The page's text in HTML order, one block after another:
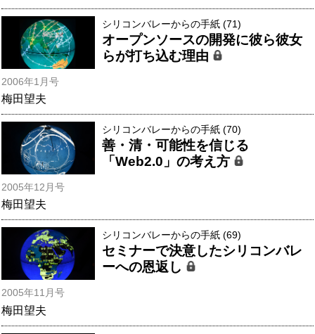
シリコンバレーからの手紙 (71)
オープンソースの開発に彼ら彼女
らが打ち込む理由
2006年1月号
梅田望夫
シリコンバレーからの手紙 (70)
善・清・可能性を信じる
「Web2.0」の考え方
2005年12月号
梅田望夫
シリコンバレーからの手紙 (69)
セミナーで決意したシリコンバレ
ーへの恩返し
2005年11月号
梅田望夫